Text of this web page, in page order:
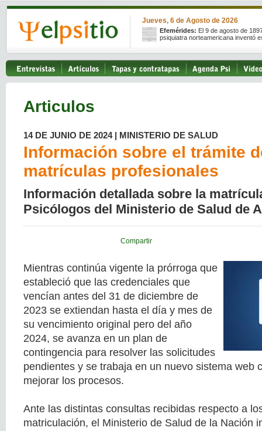
Jueves, 6 de Agosto de 2026
Efemérides: El 9 de agosto de
psiquiatra norteamericana inventó
Articulos
14 DE JUNIO DE 2024 | MINISTERIO DE SALUD
Información sobre el trámite
matrículas profesionales
Información detallada sobre la
Psicólogos del Ministerio de Salud de
Compartir
Mientras continúa vigente la prórroga que
estableció que las credenciales que
vencían antes del 31 de diciembre de
2023 se extiendan hasta el día y mes de
su vencimiento original pero del año
2024, se avanza en un plan de
contingencia para resolver las solicitudes
pendientes y se trabaja en un nuevo sistema web
mejorar los procesos.
Ante las distintas consultas recibidas respecto a
matriculación, el Ministerio de Salud de la Nación